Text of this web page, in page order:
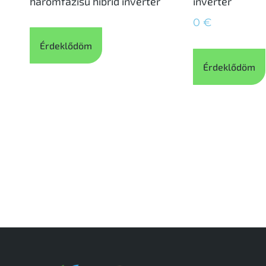
Érdeklődöm
0 €
Érdeklődöm